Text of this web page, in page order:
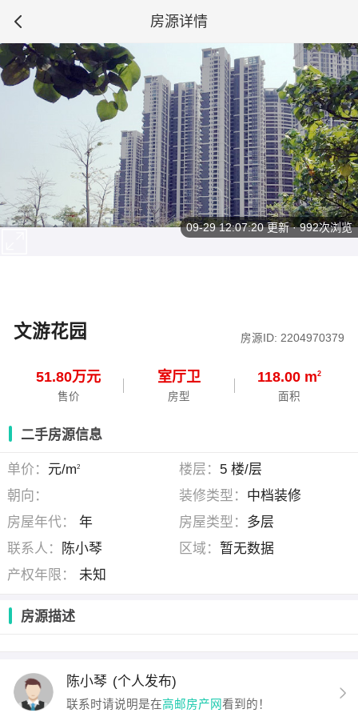
房源详情
文游花园 房源ID: 2204970379
51.80万元
售价
室厅卫
房型
118.00 m2
面积
09-29 12:07:20更新 · 992次浏览
二手房源信息
单价： 元/m2 楼层： 5 楼/层
朝向：
装修类型： 中档装修
房屋年代：
年 房屋类型： 多层
联系人：
陈小琴 区域： 暂无数据
产权年限：
未知
房源描述
陈小琴 (个人发布)
联系时请说明是在高邮房产网看到的！